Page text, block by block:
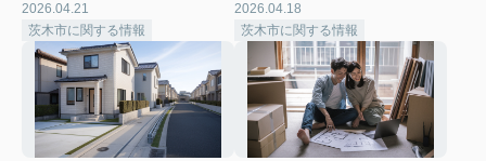
2026.04.21
茨木市に関する情報
2026.04.18
茨木市に関する情報